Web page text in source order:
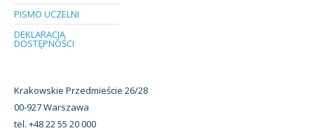
PISMO UCZELNI
DEKLARACJA
DOSTĘPNOŚCI
Krakowskie Przedmieście 26/28
00-927 Warszawa
tel. +48 22 55 20 000